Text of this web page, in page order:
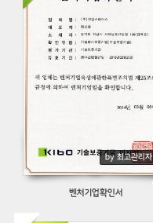
by 최고관리자
379
벤처기업확인서